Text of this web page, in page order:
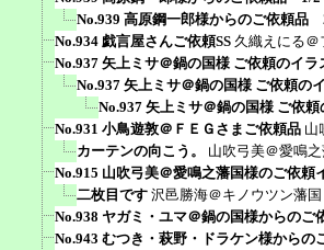
No.939 高原鋼一郎様からのご依頼品
No.934 戯言屋さんご依頼SS 久織えにる＠
No.937 矢上ミサ＠鍋の国様 ご依頼のイラ
No.937 矢上ミサ＠鍋の国様 ご依頼の
No.937 矢上ミサ＠鍋の国様 ご依頼
No.931 小鳥遊敦＠ＦＥＧさまご依頼品 山
カーテンの向こう。
山吹弓美＠愛鳴之
No.915 山吹弓美＠愛鳴之藩国様のご依頼
二枚目です 沢邑勝海＠キノウツン藩国
No.938 ヤガミ・ユマ＠鍋の国様からのご
No.943 むつき・萩野・ドラケン様からの